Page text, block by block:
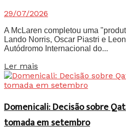
29/07/2026
A McLaren completou uma
Lando Norris, Oscar Piastri e
Autódromo Internacional do...
Ler mais
Domenicali: Decisão sobre
tomada em setembro